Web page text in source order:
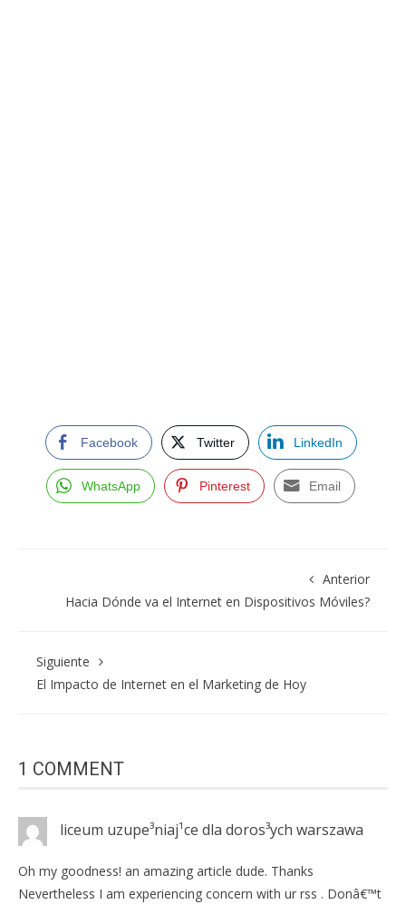
Facebook Twitter LinkedIn
WhatsApp Pinterest Email
Anterior
Hacia Dónde va el Internet en Dispositivos Móviles?
Siguiente
El Impacto de Internet en el Marketing de Hoy
1 COMMENT
liceum uzupe³niaj¹ce dla doros³ych warszawa
Oh my goodness! an amazing article dude. Thanks
Nevertheless I am experiencing concern with ur rss . Donâ€™t